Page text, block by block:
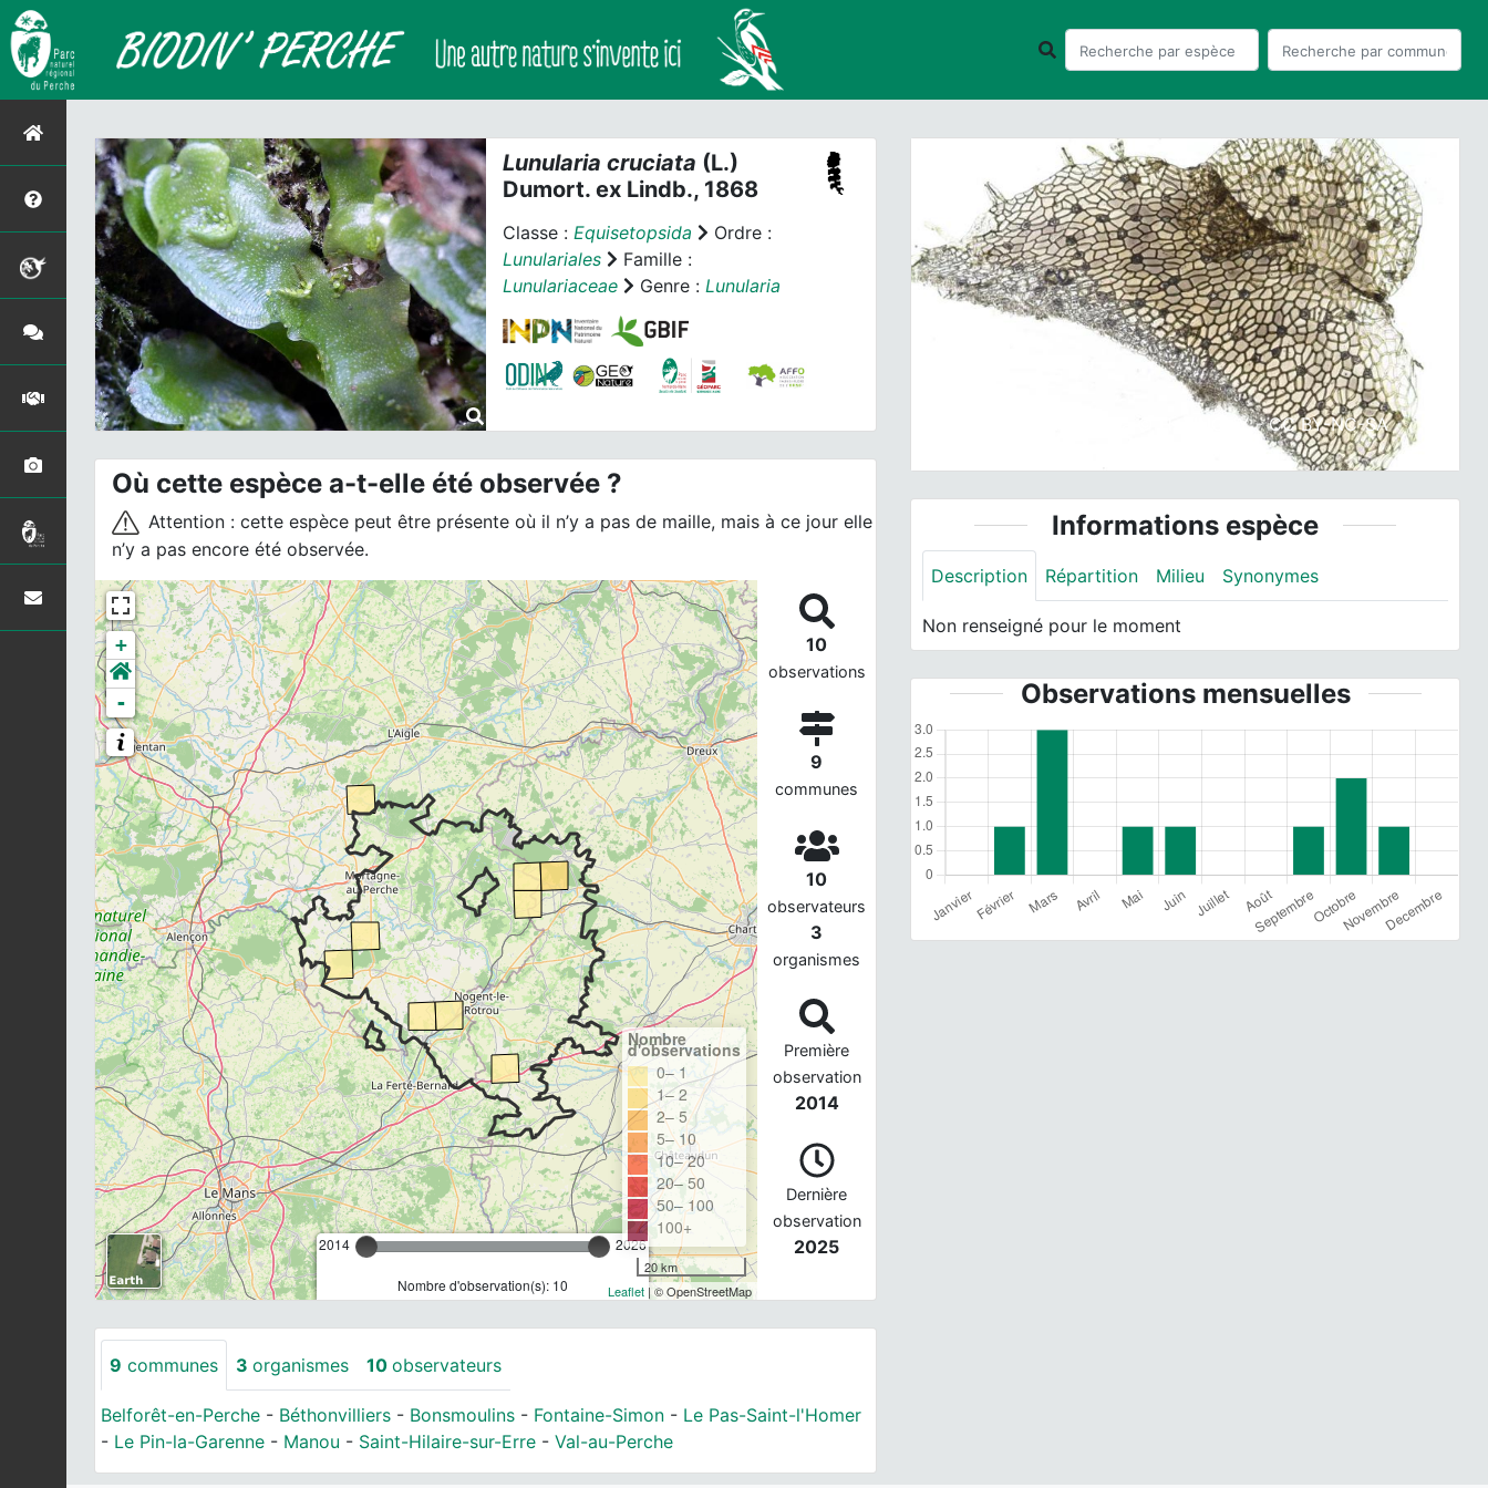
Lunularia cruciata (L.)
Dumort. ex Lindb., 1868
Classe : Equisetopsida
Ordre :
Lunulariales
Famille :
Lunulariaceae
Genre : Lunularia
Où cette espèce a-t-elle été observée ?
Attention : cette espèce peut être présente où il n’y a pas de maille, mais à ce jour elle
n’y a pas encore été observée.
+
-
2014 2026
Nombre d'observation(s): 10
Nombre
d'observations
0– 1
1– 2
2– 5
5– 10
10– 20
20– 50
50– 100
100+
20 km
Leaflet| © OpenStreetMap
10
observations
9
communes
10
observateurs
3
organismes
Première
observation
2014
Dernière
observation
2025
9 communes 3 organismes 10 observateurs
Belforêt-en-Perche - Béthonvilliers - Bonsmoulins - Fontaine-Simon - Le Pas-Saint-l'Homer
- Le Pin-la-Garenne - Manou - Saint-Hilaire-sur-Erre - Val-au-Perche
Lunularia cruciata © H. TINGUY - CC BY-NC-SA
Previous
Informations espèce
Description Répartition Milieu Synonymes
Non renseigné pour le moment
Observations mensuelles